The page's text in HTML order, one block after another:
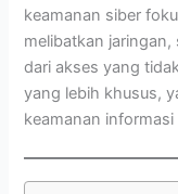
keamanan siber
melibatkan
dari akses yang
yang lebih khusus,
keamanan